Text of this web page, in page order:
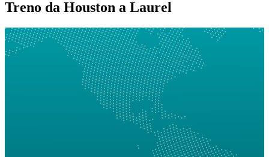
Treno da Houston a Laurel